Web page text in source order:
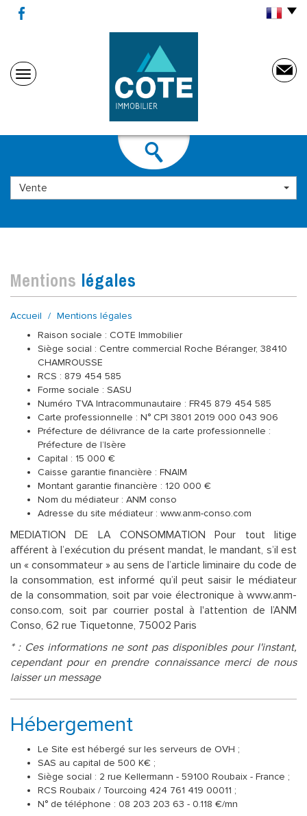
Vente
mentions légales
Accueil
Mentions légales
Raison sociale : COTE Immobilier
Siège social : Centre commercial Roche Béranger, 38410
CHAMROUSSE
RCS : 879 454 585
Forme sociale : SASU
Numéro TVA Intracommunautaire : FR45 879 454 585
Carte professionnelle : N° CPI 3801 2019 000 043 906
Préfecture de délivrance de la carte professionnelle :
Préfecture de l’Isère
Capital : 15 000 €
Caisse garantie financière : FNAIM
Montant garantie financière : 120 000 €
Nom du médiateur : ANM conso
Adresse du site médiateur : www.anm-conso.com
MEDIATION DE LA CONSOMMATION Pour tout litige
afférent à l’exécution du présent mandat, le mandant, s’il est
un « consommateur » au sens de l’article liminaire du code de
la consommation, est informé qu’il peut saisir le médiateur
de la consommation, soit par voie électronique à www.anm-
conso.com, soit par courrier postal à l'attention de l’ANM
Conso, 62 rue Tiquetonne, 75002 Paris
* : Ces informations ne sont pas disponibles pour l'instant,
cependant pour en prendre connaissance merci de nous
laisser un message
Hébergement
Le Site est hébergé sur les serveurs de OVH ;
SAS au capital de 500 K€ ;
Siège social : 2 rue Kellermann - 59100 Roubaix - France ;
RCS Roubaix / Tourcoing 424 761 419 00011 ;
N° de téléphone : 08 203 203 63 - 0.118 €/mn